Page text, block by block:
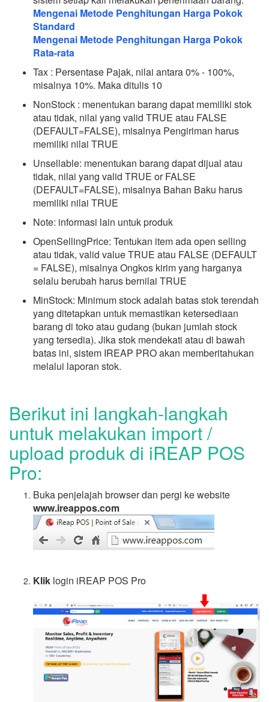
Mengenai Metode Penghitungan Harga Pokok
Standard
Mengenai Metode Penghitungan Harga Pokok
Rata-rata
Tax : Persentase Pajak, nilai antara 0% - 100%,
misalnya 10%. Maka ditulis 10
NonStock : menentukan barang dapat memiliki stok
atau tidak, nilai yang valid TRUE atau FALSE
(DEFAULT=FALSE), misalnya Pengiriman harus
memiliki nilai TRUE
Unsellable: menentukan barang dapat dijual atau
tidak, nilai yang valid TRUE or FALSE
(DEFAULT=FALSE), misalnya Bahan Baku harus
memiliki nilai TRUE
Note: informasi lain untuk produk
OpenSellingPrice: Tentukan item ada open selling
atau tidak, valid value TRUE atau FALSE (DEFAULT
= FALSE), misalnya Ongkos kirim yang harganya
selalu berubah harus bernilai TRUE
MinStock: Minimum stock adalah batas stok terendah
yang ditetapkan untuk memastikan ketersediaan
barang di toko atau gudang (bukan jumlah stock
yang tersedia). Jika stok mendekati atau di bawah
batas ini, sistem IREAP PRO akan memberitahukan
melalui laporan stok.
Berikut ini langkah-langkah
untuk melakukan import /
upload produk di iREAP POS
Pro:
Buka penjelajah browser dan pergi ke website
www.ireappos.com
Klik login iREAP POS Pro